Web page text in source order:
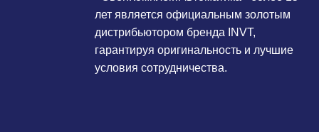
лет является официальным золотым
дистрибьютором бренда INVT,
гарантируя оригинальность и лучшие
условия сотрудничества.